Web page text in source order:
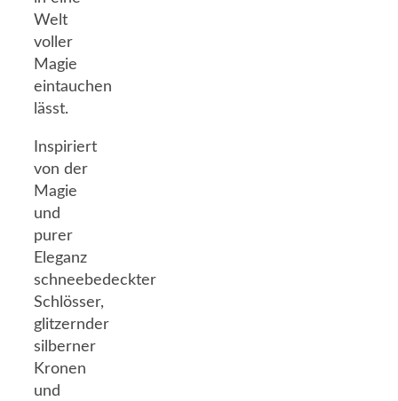
Welt
voller
Magie
eintauchen
lässt.
Inspiriert
von der
Magie
und
purer
Eleganz
schneebedeckter
Schlösser,
glitzernder
silberner
Kronen
und